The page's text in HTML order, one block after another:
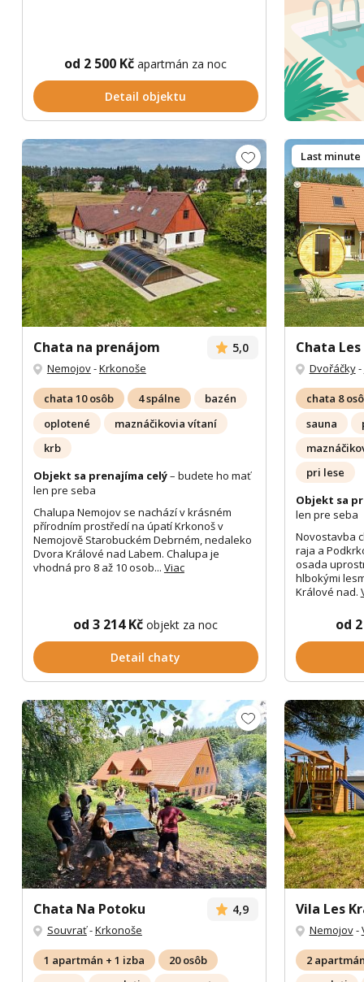
od 2 500 Kčapartmán za noc
Detail objektu
Chata na prenájom 5,0
Nemojov-Krkonoše
chata 10 osôb 4 spálne
bazén
oplotené
maznáčikovia vítaní
krb
Objekt sa prenajíma celý– budete ho mať
len pre seba
Chalupa Nemojov se nachází v krásném
přírodním prostředí na úpatí Krkonoš v
Nemojově Starobuckém Debrném, nedaleko
Dvora Králové nad Labem. Chalupa je
vhodná pro 8 až 10 osob... Viac
od 3 214 Kčobjekt za noc
Detail chaty
Chata
Dvořáčky-
chata 8
sauna
pri lese
Objekt sa
len pre seba
Novostavba
raja a
osada
hlbokými
Králové nad.
od
Last minute
Chata Na Potoku 4,9
Souvrať-Krkonoše
1 apartmán + 1 izba
20 osôb
Vila Les
Nemojov-
2